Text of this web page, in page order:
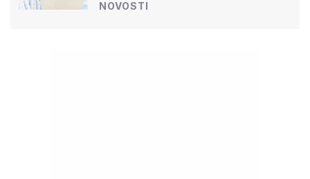
NOVOSTI